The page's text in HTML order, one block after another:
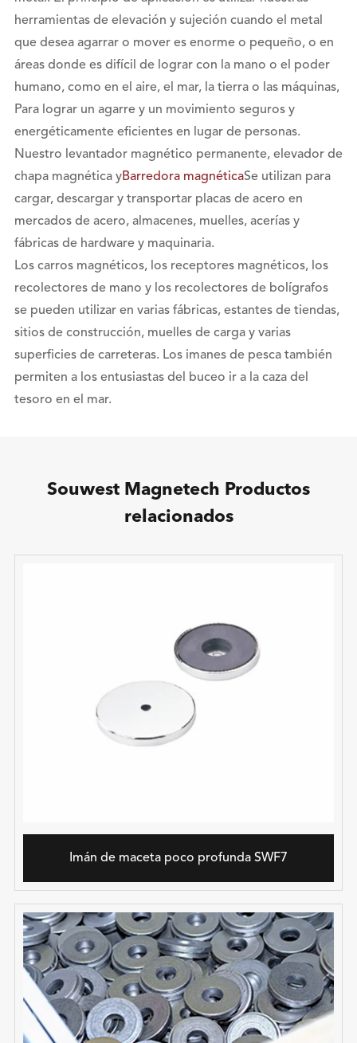
herramientas de elevación y sujeción cuando el metal
que desea agarrar o mover es enorme o pequeño, o en
áreas donde es difícil de lograr con la mano o el poder
humano, como en el aire, el mar, la tierra o las máquinas,
Para lograr un agarre y un movimiento seguros y
energéticamente eficientes en lugar de personas.
Nuestro levantador magnético permanente, elevador de
chapa magnética yBarredora magnéticaSe utilizan para
cargar, descargar y transportar placas de acero en
mercados de acero, almacenes, muelles, acerías y
fábricas de hardware y maquinaria.
Los carros magnéticos, los receptores magnéticos, los
recolectores de mano y los recolectores de bolígrafos
se pueden utilizar en varias fábricas, estantes de tiendas,
sitios de construcción, muelles de carga y varias
superficies de carreteras. Los imanes de pesca también
permiten a los entusiastas del buceo ir a la caza del
tesoro en el mar.
Souwest Magnetech Productos
relacionados
Imán de maceta poco profunda SWF7